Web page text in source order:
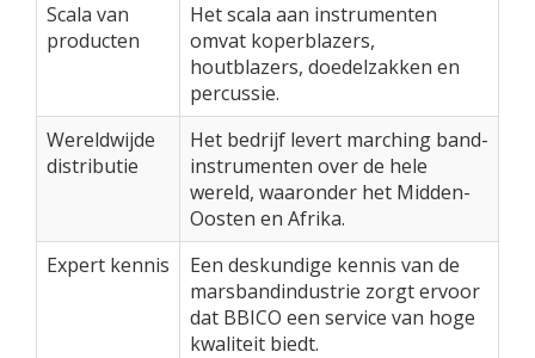
Scala van
producten
Het scala aan instrumenten
omvat koperblazers,
houtblazers, doedelzakken en
percussie.
Wereldwijde
distributie
Het bedrijf levert marching band-
instrumenten over de hele
wereld, waaronder het Midden-
Oosten en Afrika.
Expert kennis
Een deskundige kennis van de
marsbandindustrie zorgt ervoor
dat BBICO een service van hoge
kwaliteit biedt.